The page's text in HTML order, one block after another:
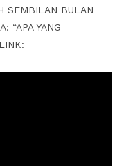
SEMBILAN BULAN
“APA YANG